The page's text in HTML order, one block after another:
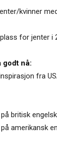
kvinner
for jenter i
godt nå:
fra
britisk engelsk
amerikansk